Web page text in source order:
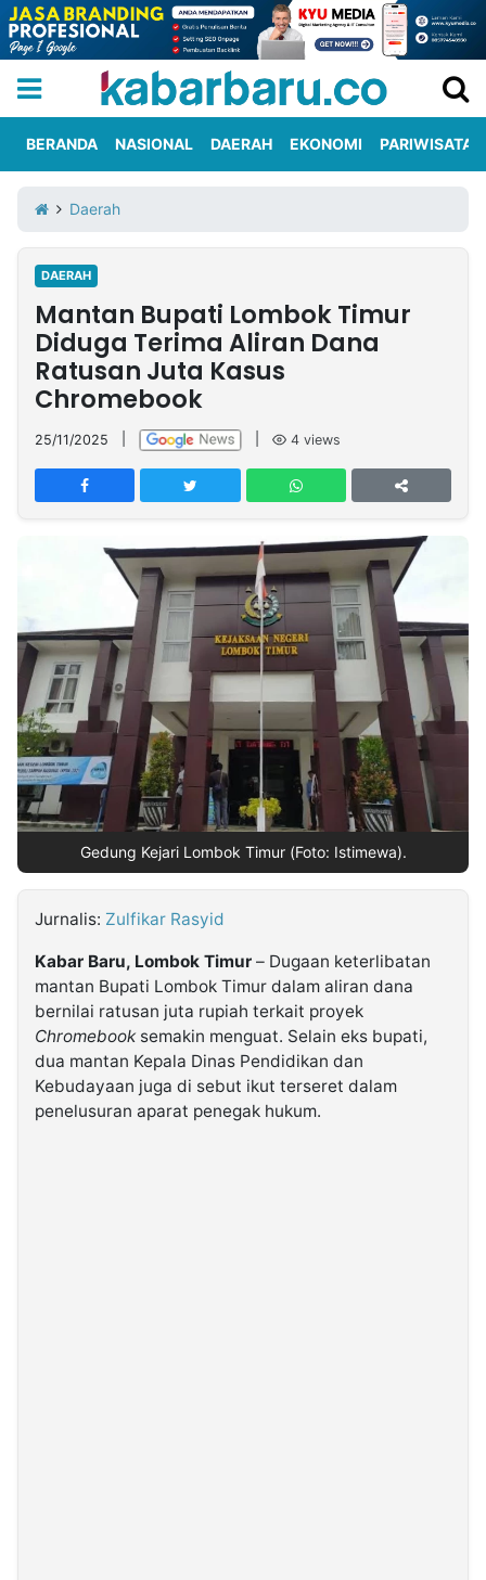
Iklan
Berita
Kami
Nasional
International
Olahraga
Entertainment
Daerah
Pariwisata
Kuliner
Kolom
Network
PT
TREETAN
MULTIMEDIA
INDONESIA
Insight
NTB
Suara
Time
Lens
IDN
Daily
Jogja
Jalan
Rakyat
Idealita
News
Kita
Notice
Dinamikapost.com
Radar
Baru
Seedbacklink
Follow
Kabarbaru
Kabarbaru.co
2026
BERANDA NASIONAL DAERAH EKONOMI PARIWISATA
Daerah
DAERAH
Mantan Bupati Lombok Timur
Diduga Terima Aliran Dana
Ratusan Juta Kasus
Chromebook
25/11/2025 4 views
Gedung Kejari Lombok Timur (Foto: Istimewa).
Jurnalis: Zulfikar Rasyid
Kabar Baru, Lombok Timur – Dugaan keterlibatan
mantan Bupati Lombok Timur dalam aliran dana
bernilai ratusan juta rupiah terkait proyek
Chromebooksemakin menguat. Selain eks bupati,
dua mantan Kepala Dinas Pendidikan dan
Kebudayaan juga di sebut ikut terseret dalam
penelusuran aparat penegak hukum.